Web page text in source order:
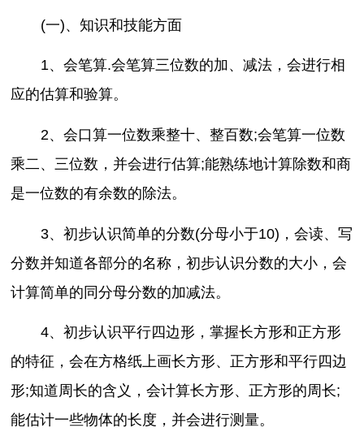
(一)、知识和技能方面
1、会笔算.会笔算三位数的加、减法，会进行相
应的估算和验算。
2、会口算一位数乘整十、整百数;会笔算一位数
乘二、三位数，并会进行估算;能熟练地计算除数和商
是一位数的有余数的除法。
3、初步认识简单的分数(分母小于10)，会读、写
分数并知道各部分的名称，初步认识分数的大小，会
计算简单的同分母分数的加减法。
4、初步认识平行四边形，掌握长方形和正方形
的特征，会在方格纸上画长方形、正方形和平行四边
形;知道周长的含义，会计算长方形、正方形的周长;
能估计一些物体的长度，并会进行测量。